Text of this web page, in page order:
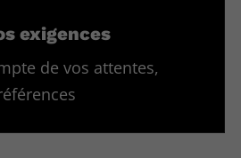
exigences
de vos attentes,